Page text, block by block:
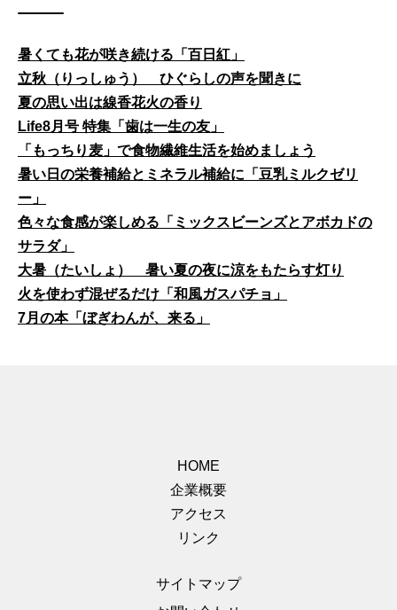
暑くても花が咲き続ける「百日紅」
立秋（りっしゅう） ひぐらしの声を聞きに
夏の思い出は線香花火の香り
Life8月号 特集「歯は一生の友」
「もっちり麦」で食物繊維生活を始めましょう
暑い日の栄養補給とミネラル補給に「豆乳ミルクゼリ
ー」
色々な食感が楽しめる「ミックスビーンズとアボカドの
サラダ」
大暑（たいしょ） 暑い夏の夜に涼をもたらす灯り
火を使わず混ぜるだけ「和風ガスパチョ」
7月の本「ぼぎわんが、来る」
HOME
企業概要
アクセス
リンク
サイトマップ